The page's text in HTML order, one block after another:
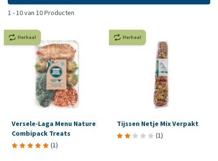
1 -10van 10Producten
Herhaal
Versele-Laga Menu Nature
Combipack Treats
(1)
Herhaal
Tijssen Netje Mix Verpakt
(1)